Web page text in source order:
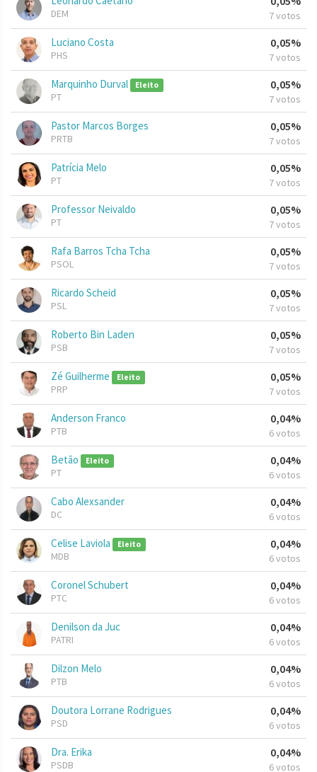
DEM 7 votos
Luciano Costa
PHS
0,05%
7 votos
Marquinho Durval Eleito
PT
0,05%
7 votos
Pastor Marcos Borges
PRTB
0,05%
7 votos
Patrícia Melo
PT
0,05%
7 votos
Professor Neivaldo
PT
0,05%
7 votos
Rafa Barros Tcha Tcha
PSOL
0,05%
7 votos
Ricardo Scheid
PSL
0,05%
7 votos
Roberto Bin Laden
PSB
0,05%
7 votos
Zé Guilherme Eleito
PRP
0,05%
7 votos
Anderson Franco
PTB
0,04%
6 votos
Betão Eleito
PT
0,04%
6 votos
Cabo Alexsander
DC
0,04%
6 votos
Celise Laviola Eleito
MDB
0,04%
6 votos
Coronel Schubert
PTC
0,04%
6 votos
Denilson da Juc
PATRI
0,04%
6 votos
Dilzon Melo
PTB
0,04%
6 votos
Doutora Lorrane Rodrigues
PSD
0,04%
6 votos
Dra. Erika
PSDB
0,04%
6 votos